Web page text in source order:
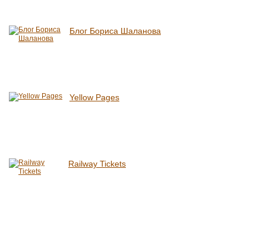
Блог Бориса Шаланова
Yellow Pages
Railway Tickets